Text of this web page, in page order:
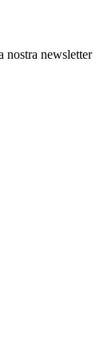
nostra newsletter